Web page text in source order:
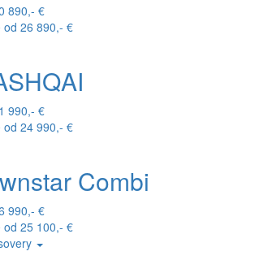
890,- €
od 26 890,- €
990,- €
od 24 990,- €
Combi
990,- €
od 25 100,- €